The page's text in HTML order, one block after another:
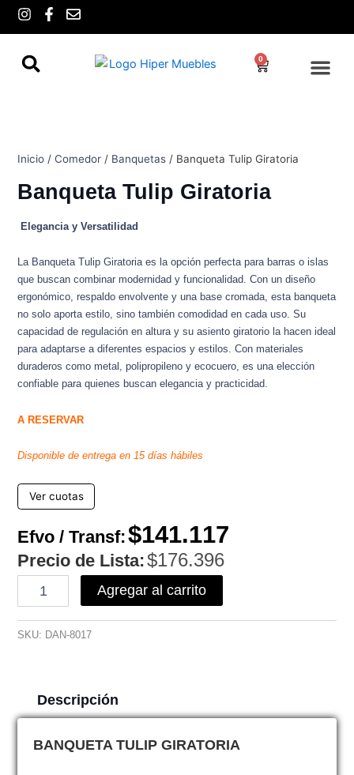
I
t
a
F
a
E
0
Cart
Inicio /Comedor / Banquetas / Banqueta Tulip Giratoria
Banqueta Tulip Giratoria
Elegancia y Versatilidad
La Banqueta Tulip Giratoria es la opción perfecta para barras o islas
que buscan combinar modernidad y funcionalidad. Con un diseño
ergonómico, respaldo envolvente y una base cromada, esta banqueta
no solo aporta estilo, sino también comodidad en cada uso. Su
capacidad de regulación en altura y su asiento giratorio la hacen ideal
para adaptarse a diferentes espacios y estilos. Con materiales
duraderos como metal, polipropileno y ecocuero, es una elección
confiable para quienes buscan elegancia y practicidad.
A RESERVAR
Disponible de entrega en 15 días hábiles
Ver cuotas
Efvo / Transf:$141.117
Precio de Lista:$176.396
Tulip
cantidad
Agregar al carrito
SKU: DAN-8017
Descripción
BANQUETA TULIP GIRATORIA